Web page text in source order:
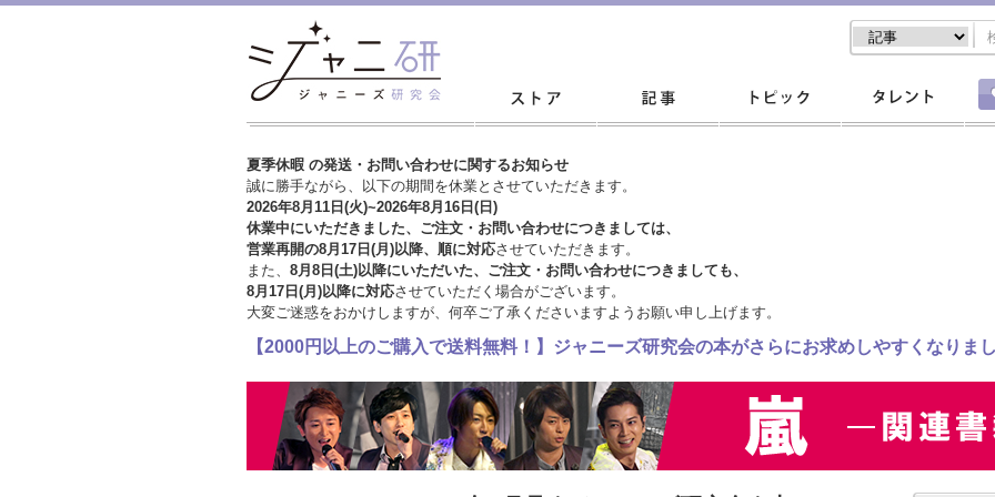
夏季休暇 の発送・お問い合わせに関するお知らせ
誠に勝手ながら、以下の期間を休業とさせていただきます。
2026年8月11日(火)~2026年8月16日(日)
休業中にいただきました、ご注文・お問い合わせにつきましては、
営業再開の8月17日(月)以降、順に対応させていただきます。
また、 8月8日(土)以降にいただいた、ご注文・ お問い合わせにつきましても、
8月17日(月)以降に対応させていただく場合がございます。
大変ご迷惑をおかけしますが、 何卒ご了承くださいますようお願い申し上げます。
【2000円以上のご購入で送料無料！】ジャニーズ研究会の本がさらにお求めしやすくなりま